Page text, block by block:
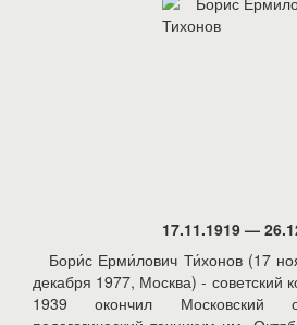
17.11.1919 —
Бори́с Ерми́лович Ти́хонов (17
декабря 1977, Москва) - советский
1939 окончил Московский